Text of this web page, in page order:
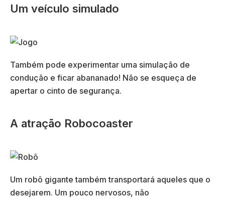
Um veículo simulado
Também pode experimentar uma simulação de
condução e ficar abananado! Não se esqueça de
apertar o cinto de segurança.
A atração Robocoaster
Um robô gigante também transportará aqueles que o
desejarem. Um pouco nervosos, não